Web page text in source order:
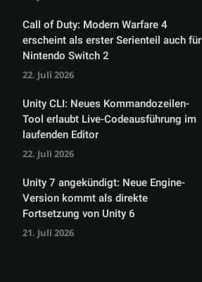
Call of Duty: Modern Warfare 4
erscheint als erster Serienteil auch für
Nintendo Switch 2
22. Juli 2026
Unity CLI: Neues Kommandozeilen-
Tool erlaubt Live-Codeausführung im
laufenden Editor
22. Juli 2026
Unity 7 angekündigt: Neue Engine-
Version kommt als direkte
Fortsetzung von Unity 6
21. Juli 2026